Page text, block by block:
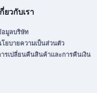
ยวกับเรา
มูลบริษัท
ยบายความเป็นส่วนตัว
รเปลี่ยนคืนสินค้าและการคืนเงิน